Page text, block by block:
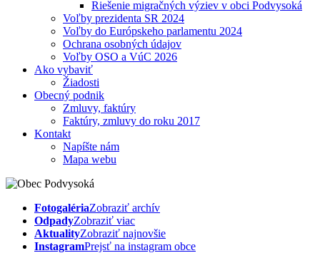
Riešenie migračných výziev v obci Podvysoká
Voľby prezidenta SR 2024
Voľby do Európskeho parlamentu 2024
Ochrana osobných údajov
Voľby OSO a VúC 2026
Ako vybaviť
Žiadosti
Obecný podnik
Zmluvy, faktúry
Faktúry, zmluvy do roku 2017
Kontakt
Napíšte nám
Mapa webu
FotogalériaZobraziť archív
OdpadyZobraziť viac
AktualityZobraziť najnovšie
InstagramPrejsť na instagram obce